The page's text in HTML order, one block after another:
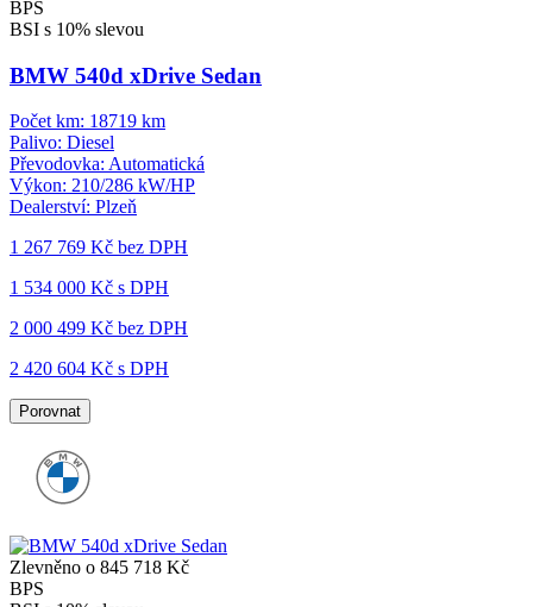
BPS
BSI s 10% slevou
BMW 540d xDrive Sedan
Počet km: 18719 km
Palivo: Diesel
Převodovka: Automatická
Výkon: 210/286 kW/HP
Dealerství: Plzeň
1 267 769 Kč bez DPH
1 534 000 Kč s DPH
2 000 499 Kč bez DPH
2 420 604 Kč s DPH
Porovnat
Zlevněno o 845 718 Kč
BPS